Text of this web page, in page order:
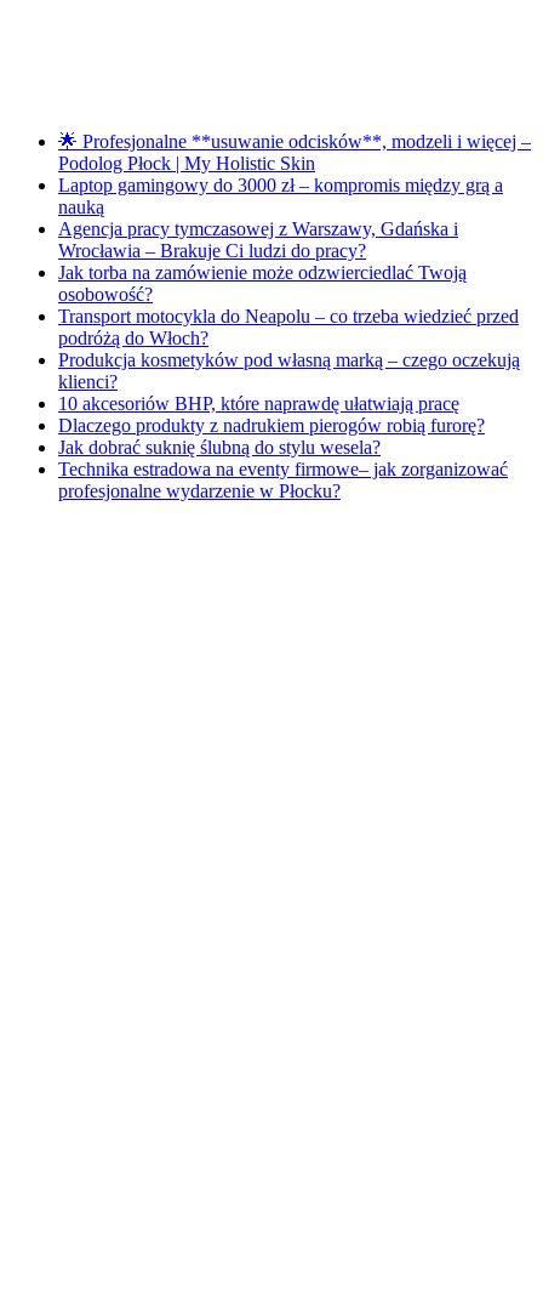
🌟 Profesjonalne **usuwanie odcisków**, modzeli i więcej –
Podolog Płock | My Holistic Skin
Laptop gamingowy do 3000 zł – kompromis między grą a
nauką
Agencja pracy tymczasowej z Warszawy, Gdańska i
Wrocławia – Brakuje Ci ludzi do pracy?
Jak torba na zamówienie może odzwierciedlać Twoją
osobowość?
Transport motocykla do Neapolu – co trzeba wiedzieć przed
podróżą do Włoch?
Produkcja kosmetyków pod własną marką – czego oczekują
klienci?
10 akcesoriów BHP, które naprawdę ułatwiają pracę
Dlaczego produkty z nadrukiem pierogów robią furorę?
Jak dobrać suknię ślubną do stylu wesela?
Technika estradowa na eventy firmowe– jak zorganizować
profesjonalne wydarzenie w Płocku?